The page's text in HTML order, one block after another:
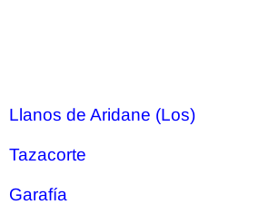
Llanos de Aridane (Los)
Tazacorte
Garafía